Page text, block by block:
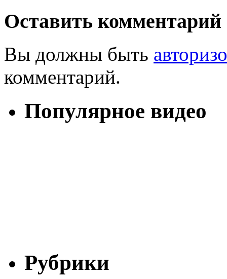
Оставить комментарий
Вы должны быть
комментарий.
Популярное видео
Рубрики